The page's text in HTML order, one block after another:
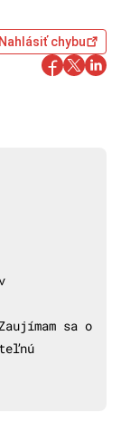
Nahlásiť chybu
sa o